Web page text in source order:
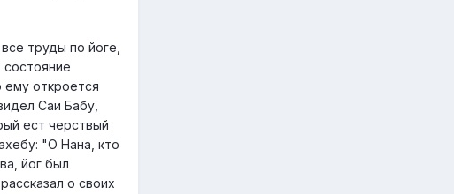
труды по йоге,
ему откроется
Саи Бабу,
ест черствый
"О Нана, кто
йог был
о своих